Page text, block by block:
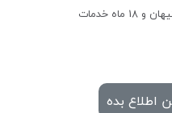
اطلاع بده